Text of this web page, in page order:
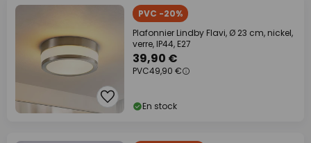
PVC -20%
Plafonnier Lindby Flavi, Ø 23 cm, nickel,
verre, IP44, E27
39,90 €
PVC49,90 €
En stock